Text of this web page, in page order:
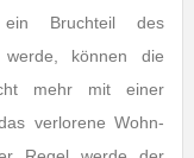
ein Bruchteil des
werde, können die
mehr mit einer
verlorene Wohn-